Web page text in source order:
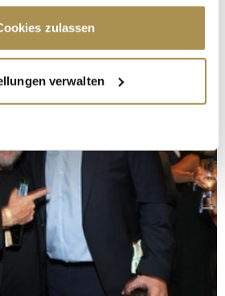
durch Klicken auf das Privacy
oder widerrufen
über Ihre geografische Lage
bis auf einige Meter genau sein
(Fingerprinting) identifizieren
wie Ihre persönlichen Daten
legen Sie Ihre Präferenzen im
fest.
um Inhalte und Anzeigen zu
für soziale Medien anbieten
zulassen
verwalten